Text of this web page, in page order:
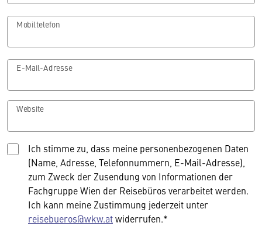
Mobiltelefon
E-Mail-Adresse
Website
Ich stimme zu, dass meine personenbezogenen Daten
(Name, Adresse, Telefonnummern, E-Mail-Adresse),
zum Zweck der Zusendung von Informationen der
Fachgruppe Wien der Reisebüros verarbeitet werden.
Ich kann meine Zustimmung jederzeit unter
reisebueros@wkw.atwiderrufen.*